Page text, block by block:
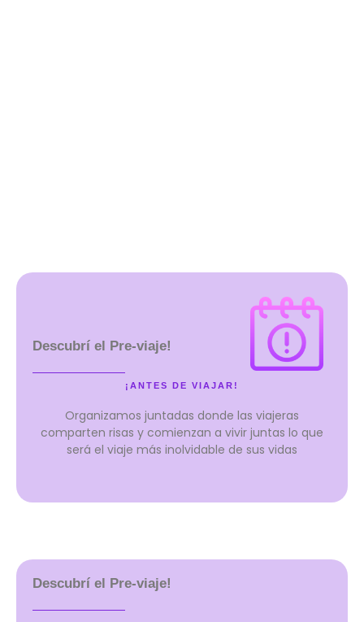
Descubrí el Pre-viaje!
¡ANTES DE VIAJAR!
Organizamos juntadas donde las viajeras
comparten risas y comienzan a vivir juntas lo que
será el viaje más inolvidable de sus vidas
Descubrí el Pre-viaje!